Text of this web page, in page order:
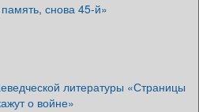
снова 45-й»
литературы «Страницы
о войне»